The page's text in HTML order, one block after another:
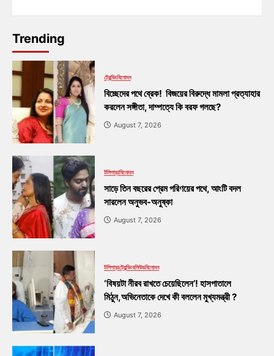
Trending
ট্রেন্ডিংবিনোদন
বিচ্ছেদের পথে ব্রেক! বিজয়ের বিরুদ্ধে মামলা প্রত্যাহার
করলেন সঙ্গীতা, দাম্পত্যে কি বরফ গলছে?
August 7, 2026
টলিপাড়াবিনোদন
সাড়ে তিন বছরের প্রেম পরিণয়ের পথে, আংটি বদল
সারলেন অনুভব-অনুষ্কা
August 7, 2026
টলিপাড়াট্রেন্ডিংবলিউডবিনোদন
‘বিষয়টা নীরব রাখতে চেয়েছিলেন’! হাসপাতালে
মিঠুন,অভিনেতাকে দেখে কী বললেন মুখ্যমন্ত্রী ?
August 7, 2026